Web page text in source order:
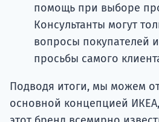
помощь при выборе
Консультанты могут
вопросы покупателей
просьбы самого
Подводя итоги, мы можем
основной концепцией